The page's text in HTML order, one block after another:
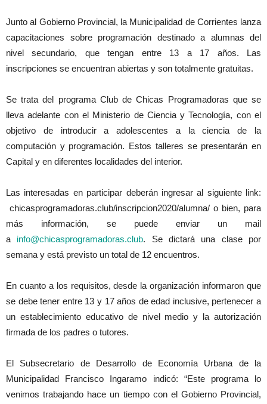
Junto al Gobierno Provincial, la Municipalidad de Corrientes lanza
capacitaciones sobre programación destinado a alumnas del
nivel secundario, que tengan entre 13 a 17 años. Las
inscripciones se encuentran abiertas y son totalmente gratuitas.
Se trata del programa Club de Chicas Programadoras que se
lleva adelante con el Ministerio de Ciencia y Tecnología, con el
objetivo de introducir a adolescentes a la ciencia de la
computación y programación. Estos talleres se presentarán en
Capital y en diferentes localidades del interior.
Las interesadas en participar deberán ingresar al siguiente link:
chicasprogramadoras.club/inscripcion2020/alumna/ o bien, para
más información, se puede enviar un mail
a info@chicasprogramadoras.club. Se dictará una clase por
semana y está previsto un total de 12 encuentros.
En cuanto a los requisitos, desde la organización informaron que
se debe tener entre 13 y 17 años de edad inclusive, pertenecer a
un establecimiento educativo de nivel medio y la autorización
firmada de los padres o tutores.
El Subsecretario de Desarrollo de Economía Urbana de la
Municipalidad Francisco Ingaramo indicó: “Este programa lo
venimos trabajando hace un tiempo con el Gobierno Provincial,